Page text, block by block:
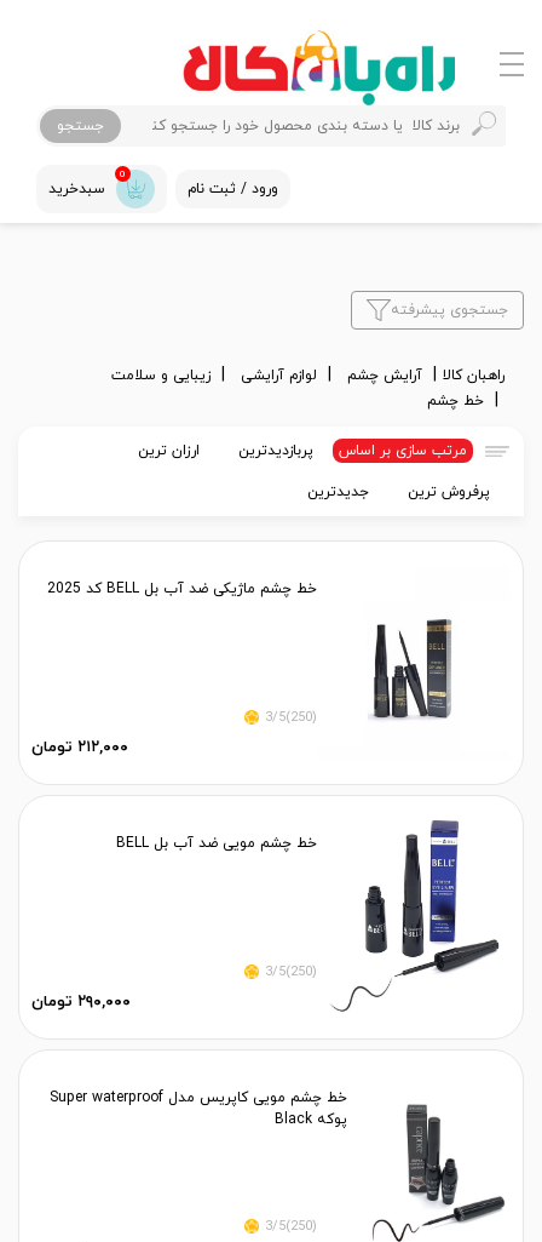
جستجو
ورود / ثبت نام
0
سبدخرید
جستجوی پیشرفته
راهبان کالا آرایش چشم لوازم آرایشی
زیبایی و سلامت
خط چشم
مرتب سازی بر اساس پربازدیدترین ارزان ترین
پرفروش ترین جدیدترین
خط چشم ماژیکی ضد آب بل BELL کد 2025
(250)3/5
۲۱۲,۰۰۰ تومان
خط چشم مویی ضد آب بل BELL
(250)3/5
۲۹۰,۰۰۰ تومان
خط چشم مویی کاپریس مدل Super waterproof
پوکه Black
(250)3/5